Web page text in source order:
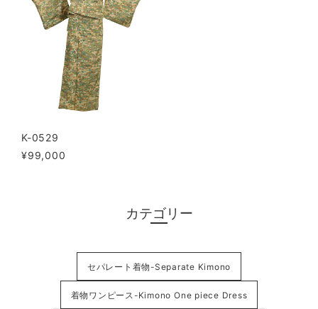
K-0529
¥99,000
カテゴリー
セパレート着物-Separate Kimono
着物ワンピース-Kimono One piece Dress